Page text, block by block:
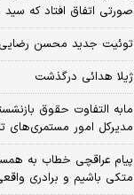
صورتی اتفاق افتاد که
توئیت جدید محسن رضایی
ژیلا هدائی درگذشت
مابه التفاوت حقوق
مدیرکل امور مستمری‌های
پیام عراقچی خطاب به
متکی باشیم و برادری